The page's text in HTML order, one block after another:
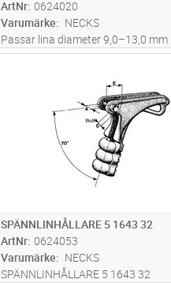
ArtNr 0624020
Varumärke
NECKS
Passar lina diameter 9,0–13,0 mm
SPÄNNLINHÅLLARE 5 1643 32
ArtNr 0624053
Varumärke
NECKS
SPÄNNLINHÅLLARE 5 1643 32